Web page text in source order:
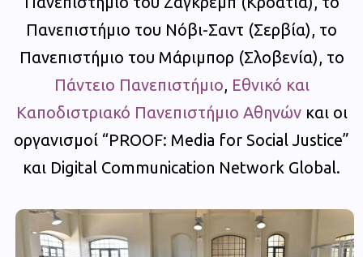
Πανεπιστήμιο του Νόβι-Σαντ (Σερβία), το
Πανεπιστήμιο του Μάριμπορ (Σλοβενία), το
Πάντειο Πανεπιστήμιο, Εθνικό και
Καποδιστριακό Πανεπιστήμιο Αθηνώνκαι οι
οργανισμοί “PROOF: Media for Social Justice”
και Digital Communication Network Global.